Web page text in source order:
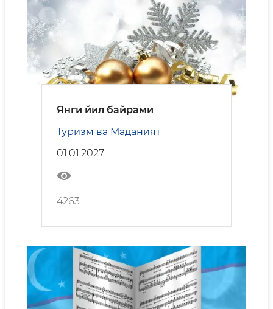
Янги йил байрами
Туризм ва Маданият
01.01.2027
4263